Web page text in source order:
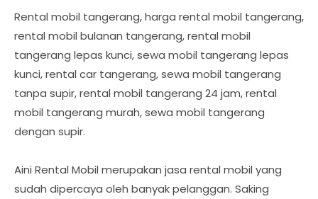
Rental mobil tangerang, harga rental mobil tangerang,
rental mobil bulanan tangerang, rental mobil
tangerang lepas kunci, sewa mobil tangerang lepas
kunci, rental car tangerang, sewa mobil tangerang
tanpa supir, rental mobil tangerang 24 jam, rental
mobil tangerang murah, sewa mobil tangerang
dengan supir.
Aini Rental Mobil merupakan jasa rental mobil yang
sudah dipercaya oleh banyak pelanggan. Saking